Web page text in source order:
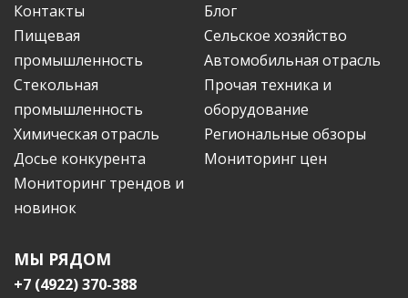
Контакты
Блог
Пищевая
промышленность
Сельское хозяйство
Автомобильная отрасль
Стекольная
промышленность
Прочая техника и
оборудование
Химическая отрасль
Региональные обзоры
Досье конкурента
Мониторинг цен
Мониторинг трендов и
новинок
МЫ РЯДОМ
+7 (4922) 370-388